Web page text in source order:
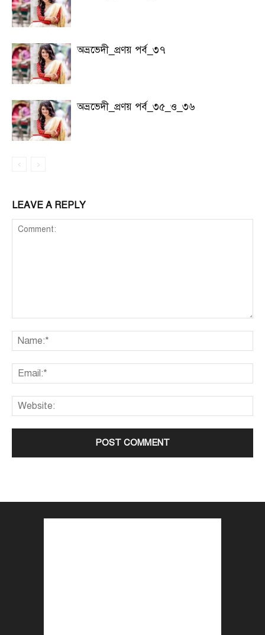
অভ্রভেদী_প্রণয় পর্ব_৩৭
অভ্রভেদী_প্রণয় পর্ব_৩৫_ও_৩৬
LEAVE A REPLY